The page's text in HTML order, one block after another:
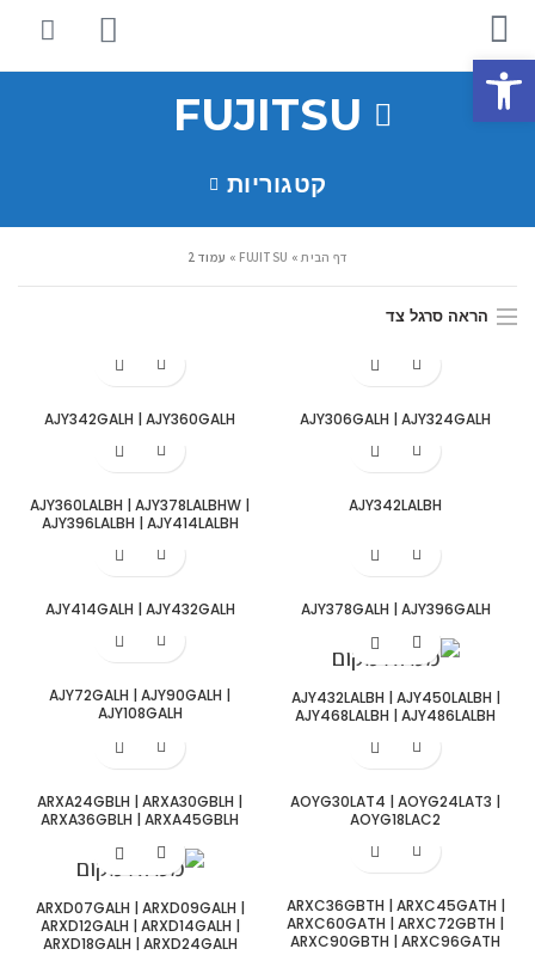
פתח סרגל נגישות
FUJITSU
קטגוריות
דף הבית»
FUJITSU
» עמוד 2
הראה סרגל צד
AJY306GALH | AJY324GALH
AJY342GALH | AJY360GALH
AJY342LALBH
AJY360LALBH | AJY378LALBHW |
AJY396LALBH | AJY414LALBH
AJY378GALH | AJY396GALH
AJY414GALH | AJY432GALH
AJY432LALBH | AJY450LALBH |
AJY468LALBH | AJY486LALBH
AJY72GALH | AJY90GALH |
AJY108GALH
AOYG30LAT4 | AOYG24LAT3 |
AOYG18LAC2
ARXA24GBLH | ARXA30GBLH |
ARXA36GBLH | ARXA45GBLH
ARXC36GBTH | ARXC45GATH |
ARXC60GATH | ARXC72GBTH |
ARXC90GBTH | ARXC96GATH
ARXD07GALH | ARXD09GALH |
ARXD12GALH | ARXD14GALH |
ARXD18GALH | ARXD24GALH